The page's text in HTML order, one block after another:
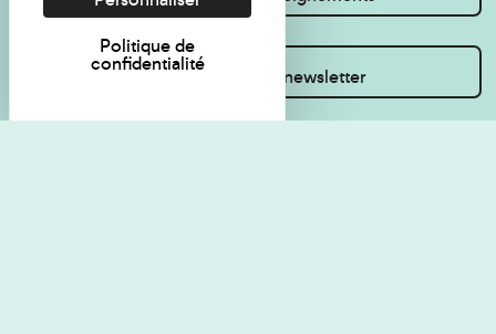
Inscrivez-vous à la newsletter
Politique de
confidentialité